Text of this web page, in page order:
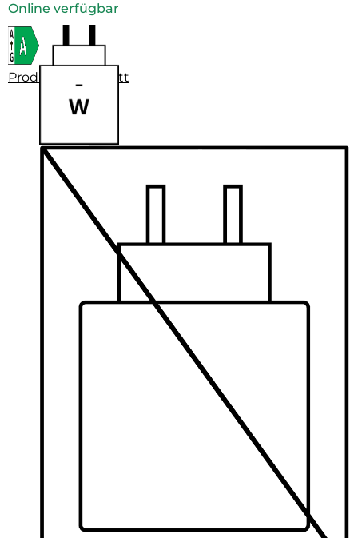
Online verfügbar
Produktdatenblatt